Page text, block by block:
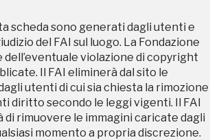
scheda sono generati dagli utenti e
del FAI sul luogo. La Fondazione
dell’eventuale violazione di copyright
Il FAI eliminerà dal sito le
utenti di cui sia chiesta la rimozione
diritto secondo le leggi vigenti. Il FAI
di rimuovere le immagini caricate dagli
momento a propria discrezione.
questo non
possibile
senza di te